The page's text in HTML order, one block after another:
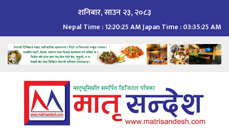
शनिबार, साउन २३, २०८३
Nepal Time :12:20:27 AMJapan Time :03:35:27 AM